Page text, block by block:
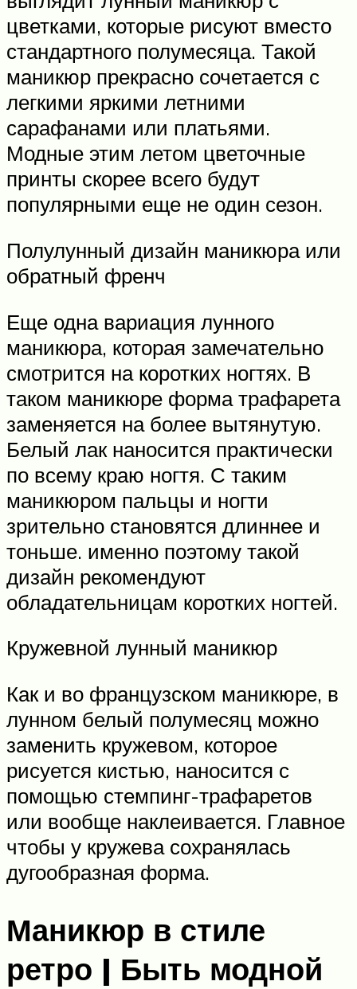
цветками, которые рисуют вместо
стандартного полумесяца. Такой
маникюр прекрасно сочетается с
легкими яркими летними
сарафанами или платьями.
Модные этим летом цветочные
принты скорее всего будут
популярными еще не один сезон.
Полулунный дизайн маникюра или
обратный френч
Еще одна вариация лунного
маникюра, которая замечательно
смотрится на коротких ногтях. В
таком маникюре форма трафарета
заменяется на более вытянутую.
Белый лак наносится практически
по всему краю ногтя. С таким
маникюром пальцы и ногти
зрительно становятся длиннее и
тоньше. именно поэтому такой
дизайн рекомендуют
обладательницам коротких ногтей.
Кружевной лунный маникюр
Как и во французском маникюре, в
лунном белый полумесяц можно
заменить кружевом, которое
рисуется кистью, наносится с
помощью стемпинг-трафаретов
или вообще наклеивается. Главное
чтобы у кружева сохранялась
дугообразная форма.
Маникюр в стиле
ретро | Быть модной